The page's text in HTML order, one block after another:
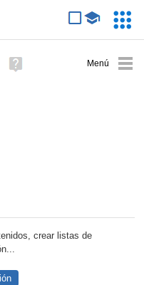
avanzada
Ayuda
(en
crear listas de